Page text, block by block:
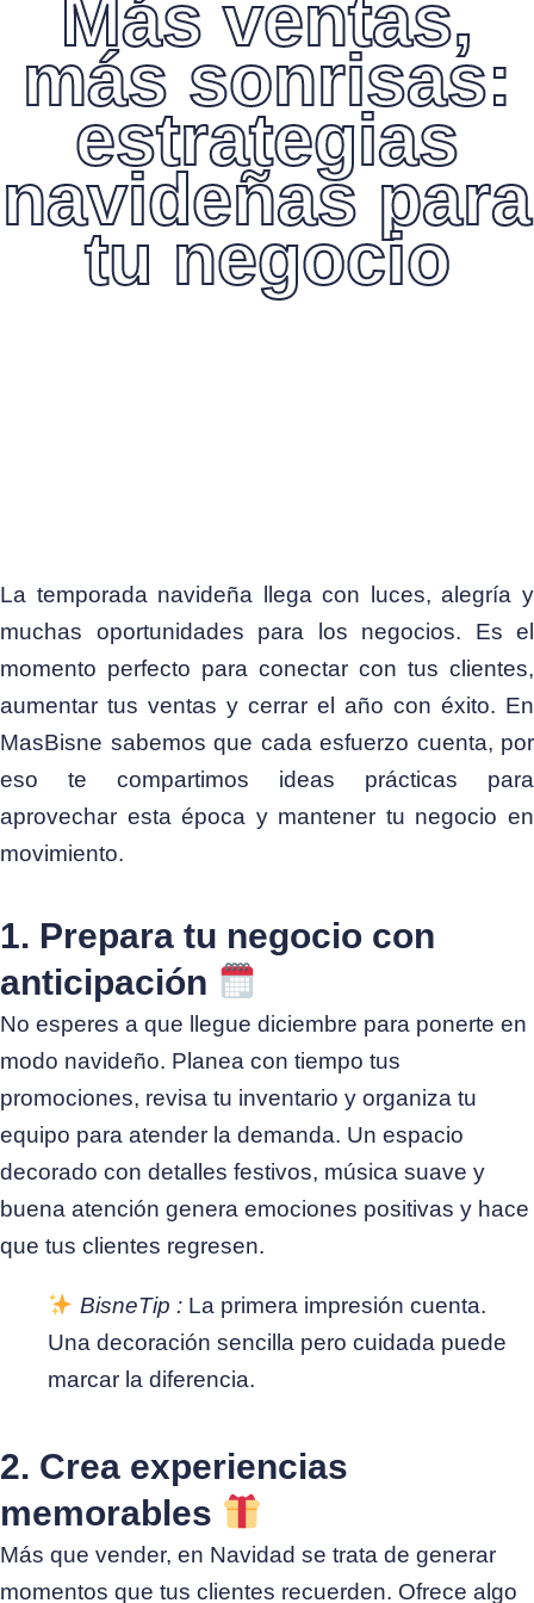
Más ventas,
más sonrisas:
estrategias
navideñas para
tu negocio
La temporada navideña llega con luces, alegría y
muchas oportunidades para los negocios. Es el
momento perfecto para conectar con tus clientes,
aumentar tus ventas y cerrar el año con éxito. En
MasBisne sabemos que cada esfuerzo cuenta, por
eso te compartimos ideas prácticas para
aprovechar esta época y mantener tu negocio en
movimiento.
1. Prepara tu negocio con
anticipación
No esperes a que llegue diciembre para ponerte en
modo navideño. Planea con tiempo tus
promociones, revisa tu inventario y organiza tu
equipo para atender la demanda. Un espacio
decorado con detalles festivos, música suave y
buena atención genera emociones positivas y hace
que tus clientes regresen.
BisneTip :La primera impresión cuenta.
Una decoración sencilla pero cuidada puede
marcar la diferencia.
2. Crea experiencias
memorables
Más que vender, en Navidad se trata de generar
momentos que tus clientes recuerden. Ofrece algo